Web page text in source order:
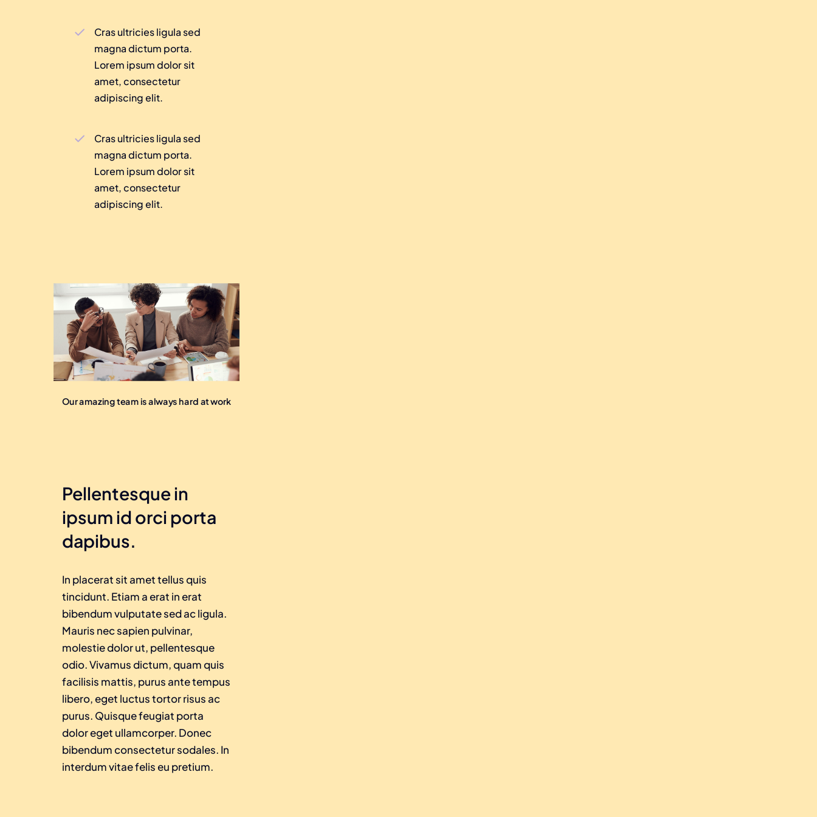
Cras ultricies ligula sed
magna dictum porta.
Lorem ipsum dolor sit
amet, consectetur
adipiscing elit.
Cras ultricies ligula sed
magna dictum porta.
Lorem ipsum dolor sit
amet, consectetur
adipiscing elit.
Our amazing team is always hard at work
Pellentesque in
ipsum id orci porta
dapibus.
In placerat sit amet tellus quis
tincidunt. Etiam a erat in erat
bibendum vulputate sed ac ligula.
Mauris nec sapien pulvinar,
molestie dolor ut, pellentesque
odio. Vivamus dictum, quam quis
facilisis mattis, purus ante tempus
libero, eget luctus tortor risus ac
purus. Quisque feugiat porta
dolor eget ullamcorper. Donec
bibendum consectetur sodales. In
interdum vitae felis eu pretium.